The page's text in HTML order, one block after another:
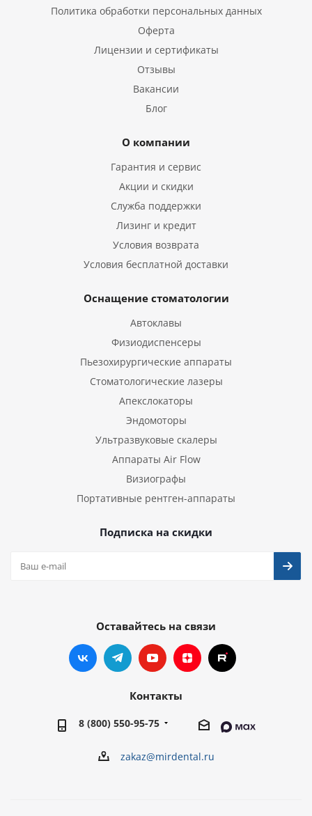
Политика обработки персональных данных
Оферта
Лицензии и сертификаты
Отзывы
Вакансии
Блог
О компании
Гарантия и сервис
Акции и скидки
Служба поддержки
Лизинг и кредит
Условия возврата
Условия бесплатной доставки
Оснащение стоматологии
Автоклавы
Физиодиспенсеры
Пьезохирургические аппараты
Стоматологические лазеры
Апекслокаторы
Эндомоторы
Ультразвуковые скалеры
Аппараты Air Flow
Визиографы
Портативные рентген-аппараты
Подписка на скидки
Оставайтесь на связи
Контакты
8 (800) 550-95-75
zakaz@mirdental.ru